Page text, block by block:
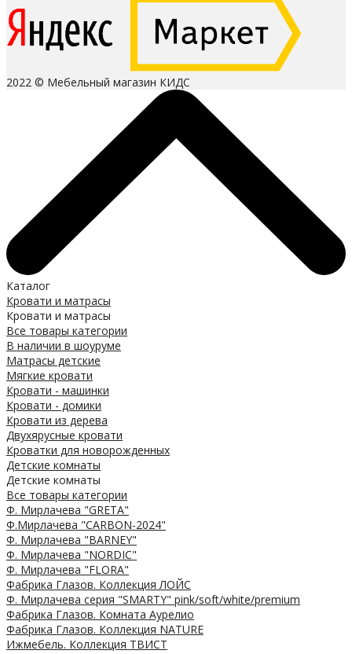
2022 © Мебельный магазин КИДС
Каталог
Кровати и матрасы
Кровати и матрасы
Все товары категории
В наличии в шоуруме
Матрасы детские
Мягкие кровати
Кровати - машинки
Кровати - домики
Кровати из дерева
Двухярусные кровати
Кроватки для новорожденных
Детские комнаты
Детские комнаты
Все товары категории
Ф. Мирлачева "GRETA"
Ф.Мирлачева "CARBON-2024"
Ф. Мирлачева "BARNEY"
Ф. Мирлачева "NORDIC"
Ф. Мирлачева "FLORA"
Фабрика Глазов. Коллекция ЛОЙС
Ф. Мирлачева серия "SMARTY" pink/soft/white/premium
Фабрика Глазов. Комната Аурелио
Фабрика Глазов. Коллекция NATURE
Ижмебель. Коллекция ТВИСТ